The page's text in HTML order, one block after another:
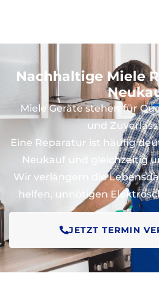
Nachhaltige Miele
Miele Geräte stehen für
und
Eine Reparatur ist häufig
Neukauf und gleichzeitig
Wir verlängern die
helfen, unnötigen
JETZT TERMIN